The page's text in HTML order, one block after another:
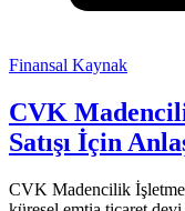
Finansal Kaynak
CVK
Satışı İçin
CVK Madencilik